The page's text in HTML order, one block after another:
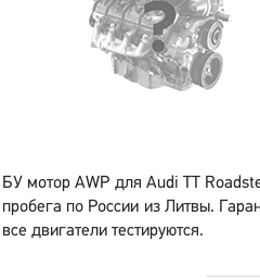
БУ мотор AWP для Audi TT
пробега по России из Литвы.
все двигатели тестируются.